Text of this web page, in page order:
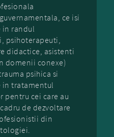
ce isi
in randul
psihoterapeuti,
didactice, asistenti
domenii conexe)
psihica si
tratamentul
pentru cei care au
de dezvoltare
din